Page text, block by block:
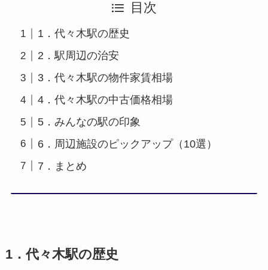
目次
1．代々木駅の歴史
2．駅周辺の治安
3．代々木駅の物件家賃相場
4．代々木駅の中古価格相場
5．みんなの駅の印象
6．周辺施設のピックアップ（10選）
7．まとめ
1．代々木駅の歴史